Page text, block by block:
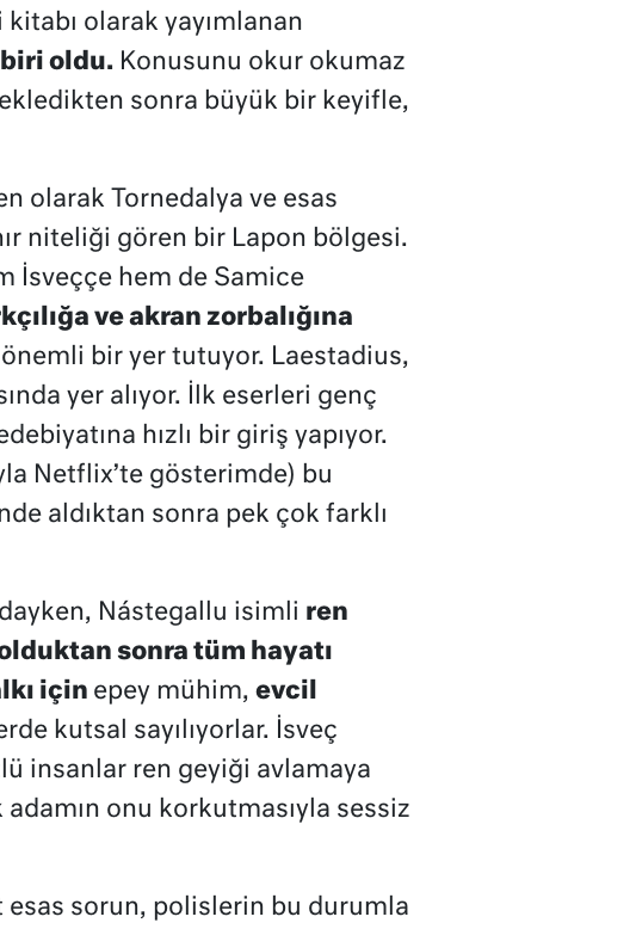
olarak yayımlanan
biri oldu.Konusunu okur okumaz
sonra büyük bir keyifle,
olarak Tornedalya ve esas
niteliği gören bir Lapon bölgesi.
İsveççe hem de Samice
ve akran zorbalığına
bir yer tutuyor. Laestadius,
yer alıyor. İlk eserleri genç
hızlı bir giriş yapıyor.
Netflix’te gösterimde) bu
aldıktan sonra pek çok farklı
Nástegallu isimli ren
sonra tüm hayatı
için epey mühim, evcil
kutsal sayılıyorlar. İsveç
insanlar ren geyiği avlamaya
onu korkutmasıyla sessiz
esas sorun, polislerin bu durumla